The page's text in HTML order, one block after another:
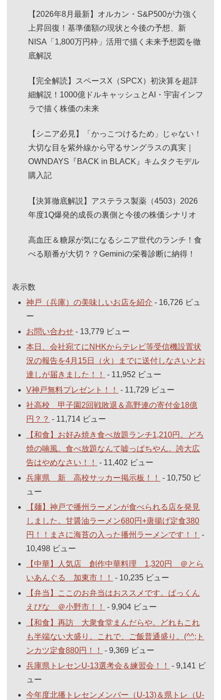
【2026年8月最新】オルカン・S&P500が力強く
上昇回復！基準価額の現状と今後の予想、新
NISA「1,800万円枠」活用で描く未来予想図を徹
底解説
【完全解読】スペースX（SPCX）初決算を超詳
細解説！1000億ドルキャッシュとAI・宇宙インフ
ラで描く株価の未来
【シニア必見】「かっこつけるため」じゃない！
大切な目を紫外線から守るサングラスの真実｜
OWNDAYS『BACK in BLACK』キムタクモデル
購入記
【決算徹底解説】アステラス製薬（4503）2026
年度1Q爆発的成長の裏側と今後の株価シナリオ
高血圧＆糖尿が気になるシニア世代のランチ！食
べる順番が大切？？Geminiの栄養診断に納得！
表示数
神戸（兵庫）の美味しいお店を紹介 - 16,726 ビュ
ー
お問い合わせ - 13,779 ビュー
本日、会社宛てにNHKからテレビ等受信機設置状
況の報告を4月15日（火）までに送付しなさいとお
達しが届きました！！
- 11,952 ビュー
V神戸無料プレゼント！！
- 11,729 ビュー
社高校 甲子園2回戦敗退＆高野連の寄付金18億
円？？ - 11,714 ビュー
【和食】お好み焼き食べ放題ランチ1,210円。どろ
焼の喃風。食べ放題なんて嘘っぱちやん。誇大広
告はやめなさい！！
- 11,402 ビュー
兵庫県 新 高校サッカー掲示板！！
- 10,750 ビ
ュー
【麺】神戸で播州ラーメンが食べられる店を発見
しました。甘醤油ラーメン680円+唐揚げ定食380
円！！まさに海苔の入った播州ラーメンです！！
-
10,498 ビュー
【中華】人気店 創作中華料理 1,320円 ＠とら
いあんぐる 加東市！！
- 10,235 ビュー
【弁当】ここのお弁当はおススメです。ぱっくん
えびな ＠小野市！！
- 9,904 ビュー
【和食】再訪 大衆食堂まんだらや。どれもこれ
も半端ない大盛り。これで、ご飯普通盛り。(^^;ト
ンカツ定食880円！！
- 9,369 ビュー
兵庫県トレセンU-13選考会＆練習会！！
- 9,141 ビ
ュー
今年度北播トレセンメンバー（U-13)＆県トレ（U-